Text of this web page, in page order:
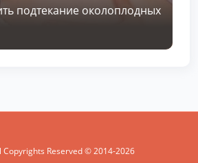
подтекание околоплодных
Copyrights Reserved © 2014-2026